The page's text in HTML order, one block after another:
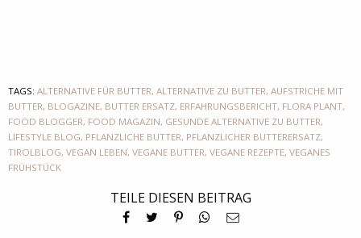
TAGS: ALTERNATIVE FÜR BUTTER, ALTERNATIVE ZU BUTTER, AUFSTRICHE MIT
BUTTER, BLOGAZINE, BUTTER ERSATZ, ERFAHRUNGSBERICHT, FLORA PLANT,
FOOD BLOGGER, FOOD MAGAZIN, GESUNDE ALTERNATIVE ZU BUTTER,
LIFESTYLE BLOG, PFLANZLICHE BUTTER, PFLANZLICHER BUTTERERSATZ,
TIROLBLOG, VEGAN LEBEN, VEGANE BUTTER, VEGANE REZEPTE, VEGANES
FRÜHSTÜCK
TEILE DIESEN BEITRAG